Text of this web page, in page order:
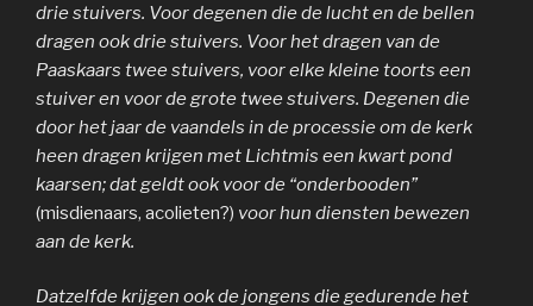
drie stuivers. Voor degenen die de lucht en de bellen
dragen ook drie stuivers. Voor het dragen van de
Paaskaars twee stuivers, voor elke kleine toorts een
stuiver en voor de grote twee stuivers. Degenen die
door het jaar de vaandels in de processie om de kerk
heen dragen krijgen met Lichtmis een kwart pond
kaarsen; dat geldt ook voor de “onderbooden”
(misdienaars, acolieten?) voor hun diensten bewezen
aan de kerk.
Datzelfde krijgen ook de jongens die gedurende het